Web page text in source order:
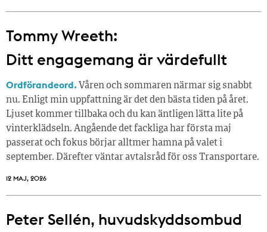
Tommy Wreeth:
Ditt engagemang är värdefullt
Ordförandeord. Våren och sommaren närmar sig snabbt
nu. Enligt min uppfattning är det den bästa tiden på året.
Ljuset kommer tillbaka och du kan äntligen lätta lite på
vinterklädseln. Angående det fackliga har första maj
passerat och fokus börjar alltmer hamna på valet i
september. Därefter väntar avtalsråd för oss Transportare.
12 MAJ, 2026
Peter Sellén, huvudskyddsombud